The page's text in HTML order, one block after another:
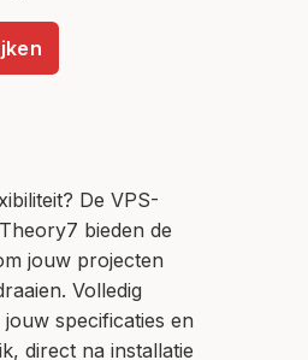
De VPS-
bieden de
jouw projecten
Volledig
specificaties en
direct na installatie